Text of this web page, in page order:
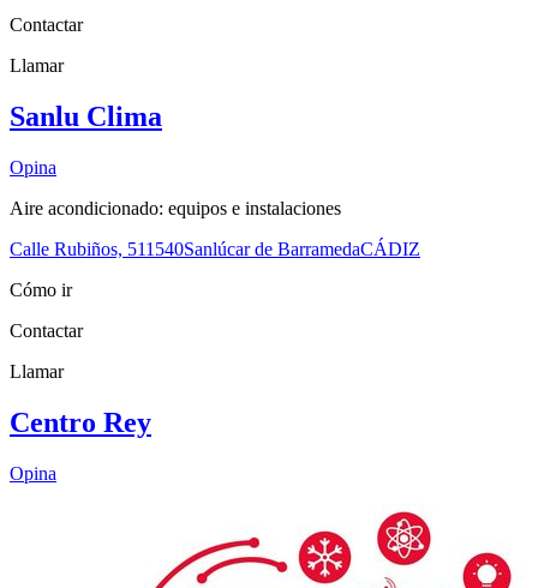
Contactar
Llamar
Sanlu Clima
Opina
Aire acondicionado: equipos e instalaciones
Calle Rubiños, 511540Sanlúcar de BarramedaCÁDIZ
Cómo ir
Contactar
Llamar
Centro Rey
Opina